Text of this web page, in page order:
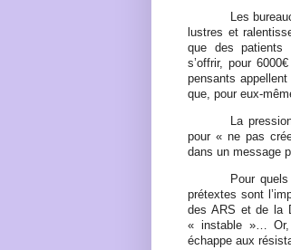
Les
lustres et
que des patients
s’offrir, pour
pensants
que, pour eux-
La
pour « ne pas
dans un message
Pour
prétextes sont
des ARS et de la
« instable »… Or,
échappe aux